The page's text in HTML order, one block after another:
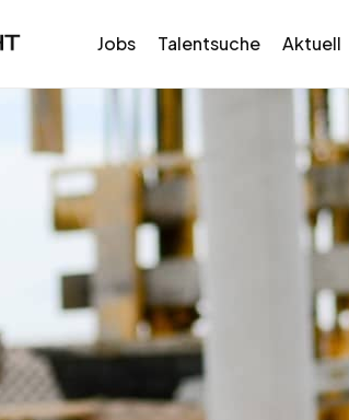
Jobs Talentsuche Aktuell